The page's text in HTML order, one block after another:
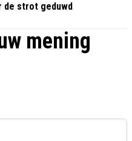
de strot geduwd
mening